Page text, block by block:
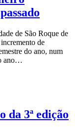
de São Roque de
de
do ano, num
ano…
da 3ª edição